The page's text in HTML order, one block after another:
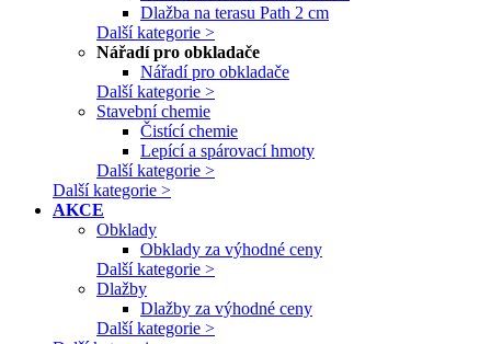
Dlažba na terasu Path 2 cm
Další kategorie >
Nářadí pro obkladače
Nářadí pro obkladače
Další kategorie >
Stavební chemie
Čistící chemie
Lepící a spárovací hmoty
Další kategorie >
Další kategorie >
AKCE
Obklady
Obklady za výhodné ceny
Další kategorie >
Dlažby
Dlažby za výhodné ceny
Další kategorie >